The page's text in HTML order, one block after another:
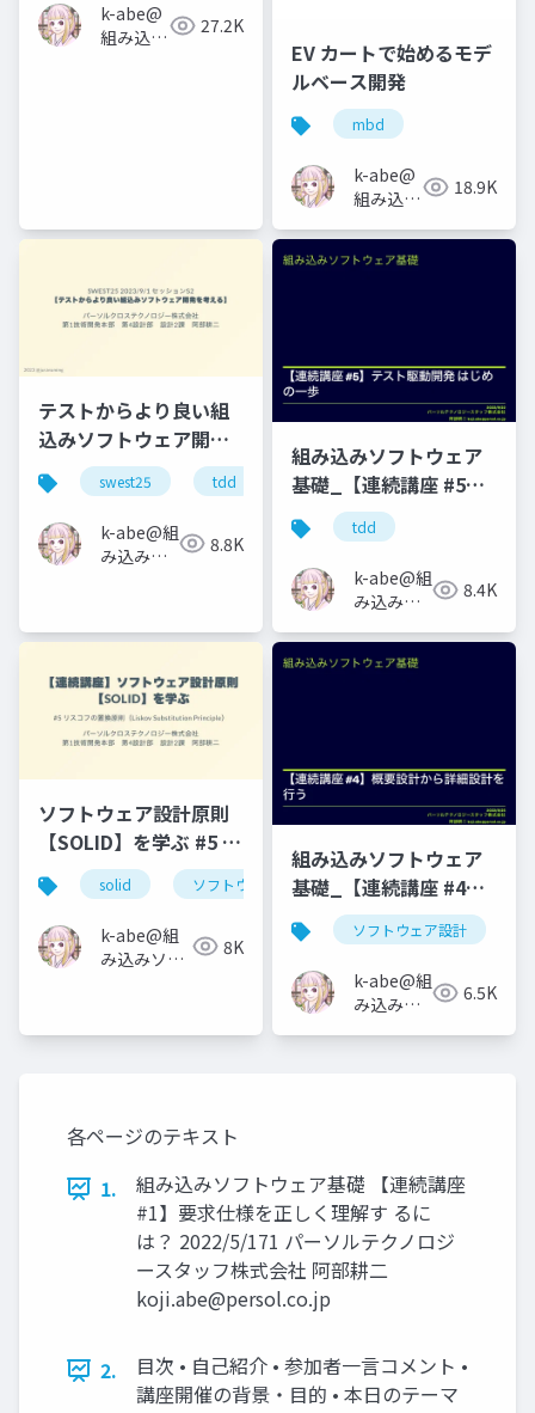
k-abe@
組み込み
27.2K
EV カートで始めるモデ
ルベース開発
mbd
k-abe@
組み込み
ェアの人
18.9K
テストからより良い組
込みソフトウェア開発
を考えるswest25 tdd
k-abe@組
み込みソ
8.8K
組み込みソフトウェア
基礎_【連続講座 #5】
テスト駆動開発 はじめ
の一歩
tdd
k-abe@組
み込みソ
アの人
8.4K
ソフトウェア設計原則
【SOLID】を学ぶ #5 リ
スコフの置換原則
solid ソフトウェア設計 リスコフの置換原則
k-abe@組
み込みソフ
8K
組み込みソフトウェア
基礎_【連続講座 #4】
概要設計から詳細設計
を行う
ソフトウェア設計
k-abe@組
み込みソ
6.5K
各ページのテキスト
1.
組み込みソフトウェア基礎 【連続講座
#1】要求仕様を正しく理解す るに
は？ 2022/5/171 パーソルテクノロジ
ースタッフ株式会社 阿部耕二
koji.abe@persol.co.jp
2.
目次 • 自己紹介 • 参加者一言コメント •
講座開催の背景・目的 • 本日のテーマ